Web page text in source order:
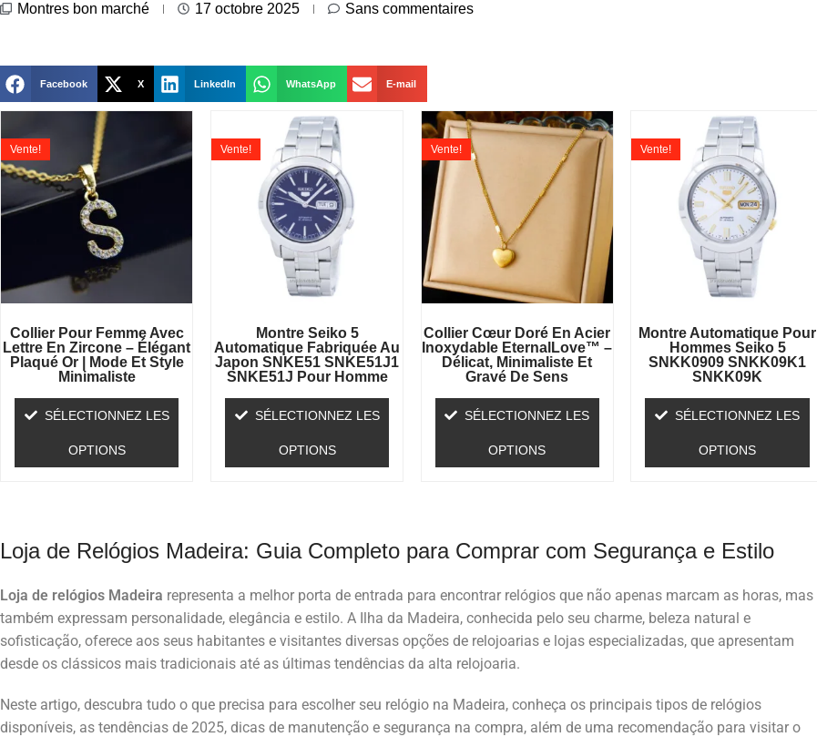
Montres bon marché 17 octobre 2025 Sans commentaires
Facebook X LinkedIn WhatsApp E-mail
Collier Pour Femme Avec
Lettre En Zircone – Élégant
Plaqué Or | Mode Et Style
Minimaliste
Vente!
SÉLECTIONNEZ LES
OPTIONS
Montre Seiko 5
Automatique Fabriquée Au
Japon SNKE51 SNKE51J1
SNKE51J Pour Homme
Vente!
SÉLECTIONNEZ LES
OPTIONS
Collier Cœur Doré En Acier
Inoxydable EternalLove™ –
Délicat, Minimaliste Et
Gravé De Sens
Vente!
SÉLECTIONNEZ LES
OPTIONS
Montre Automatique Pour
Hommes Seiko 5
SNKK0909 SNKK09K1
SNKK09K
Vente!
SÉLECTIONNEZ LES
OPTIONS
Loja de Relógios Madeira: Guia Completo para Comprar com Segurança e Estilo
Loja de relógios Madeira representa a melhor porta de entrada para encontrar relógios que não apenas marcam as horas, mas
também expressam personalidade, elegância e estilo. A Ilha da Madeira, conhecida pelo seu charme, beleza natural e
sofisticação, oferece aos seus habitantes e visitantes diversas opções de relojoarias e lojas especializadas, que apresentam
desde os clássicos mais tradicionais até as últimas tendências da alta relojoaria.
Neste artigo, descubra tudo o que precisa para escolher seu relógio na Madeira, conheça os principais tipos de relógios
disponíveis, as tendências de 2025, dicas de manutenção e segurança na compra, além de uma recomendação para visitar o